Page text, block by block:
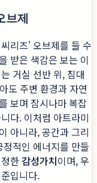
브제
리즈' 오브제를 들 수
받은 색감은 보는 이
거실 선반 위, 침대
도 주변 환경과 자연
보며 잠시나마 복잡
다. 이처럼 아트라미
아니라, 공간과 그리
적인 에너지를 만들
한감성가치이며, 우
입니다.